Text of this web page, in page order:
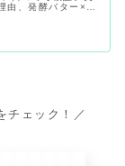
由、発酵バター×ア
チェック！／